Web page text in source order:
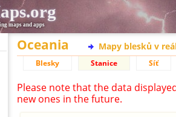
maps and apps
Oceania Mapy blesků v
Blesky Stanice Síť
Please note that the data
new ones in the future.